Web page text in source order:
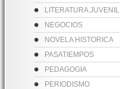
LITERATURA JUVENIL
NEGOCIOS
NOVELA HISTORICA
PASATIEMPOS
PEDAGOGIA
PERIODISMO